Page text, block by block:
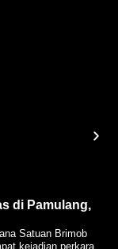
di Pamulang,
Satuan Brimob
kejadian perkara